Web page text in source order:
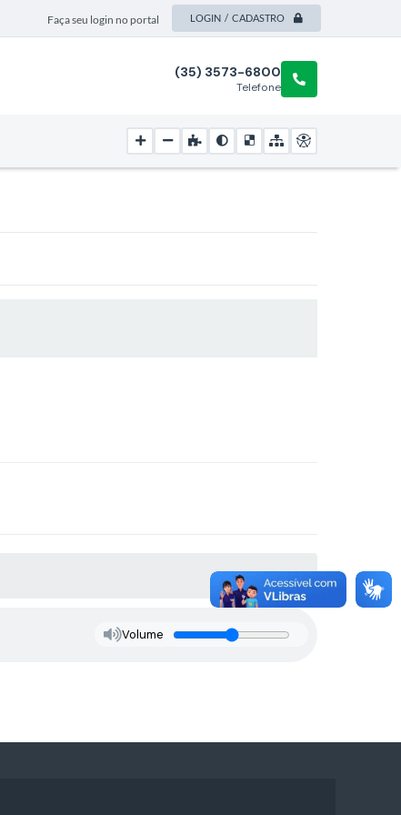
Faça seu login no portal LOGIN / CADASTRO
Telefone
(35) 3573-6800
Volume